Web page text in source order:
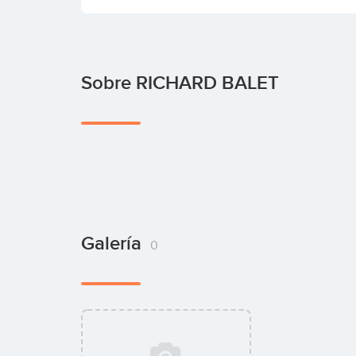
Sobre RICHARD BALET
Galería 0